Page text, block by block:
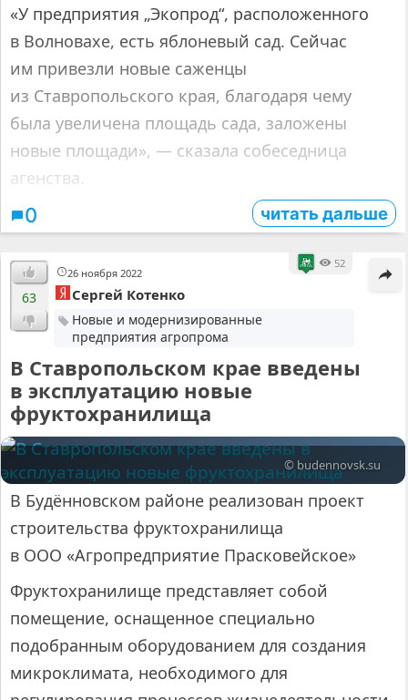
«У предприятия „Экопрод“, расположенного
в Волновахе, есть яблоневый сад. Сейчас
им привезли новые саженцы
из Ставропольского края, благодаря чему
была увеличена площадь сада, заложены
новые площади», — сказала собеседница
агенства.
0 читать дальше
26 ноября 2022
52
63 Сергей Котенко
Новые и модернизированные
предприятия агропрома
В Ставропольском крае введены
в эксплуатацию новые
фруктохранилища
© budennovsk.su
В Будённовском районе реализован проект
строительства фруктохранилища
в ООО «Агропредприятие Прасковейское»
Фруктохранилище представляет собой
помещение, оснащенное специально
подобранным оборудованием для создания
микроклимата, необходимого для